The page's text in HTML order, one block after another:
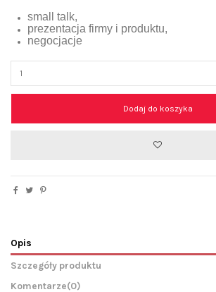
small talk,
prezentacja firmy i produktu,
negocjacje
Dodaj do koszyka
Opis
Szczegóły produktu
Komentarze(0)